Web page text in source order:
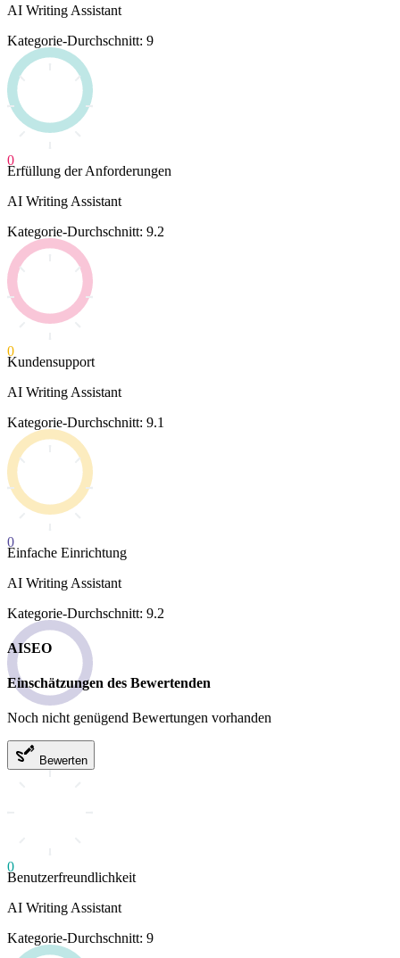
AI Writing Assistant
Kategorie-Durchschnitt: 9
0
Erfüllung der Anforderungen
AI Writing Assistant
Kategorie-Durchschnitt: 9.2
0
Kundensupport
AI Writing Assistant
Kategorie-Durchschnitt: 9.1
0
Einfache Einrichtung
AI Writing Assistant
Kategorie-Durchschnitt: 9.2
AISEO
Einschätzungen des Bewertenden
Noch nicht genügend Bewertungen vorhanden
Bewerten
0
Benutzerfreundlichkeit
AI Writing Assistant
Kategorie-Durchschnitt: 9